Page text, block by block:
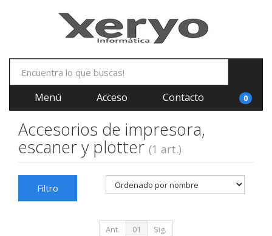
Menú Acceso Contacto 0
Accesorios de impresora,
escaner y plotter (1 art.)
Filtro
Ant. 01 Sig.